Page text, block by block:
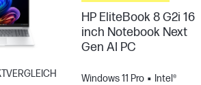
HP EliteBook 8 G2i 16
inch Notebook Next
Gen AI PC
Windows 11 Pro
Intel®